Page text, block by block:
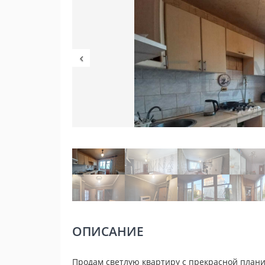
ОПИСАНИЕ
Продам светлую квартиру с прекрасной